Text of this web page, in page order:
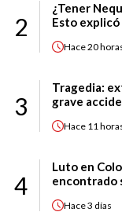
2
¿Tener
Esto explicó
Hace20
3
Tragedia:
grave
Hace 11
4
Luto en
encontrado
Hace3 días